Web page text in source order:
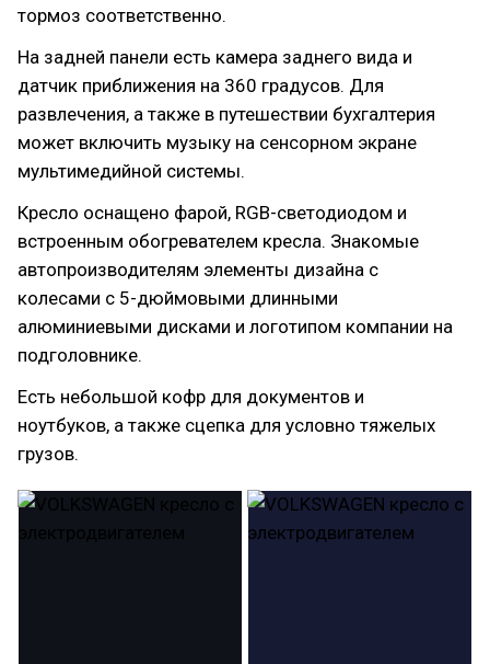
тормоз соответственно.
На задней панели есть камера заднего вида и
датчик приближения на 360 градусов. Для
развлечения, а также в путешествии бухгалтерия
может включить музыку на сенсорном экране
мультимедийной системы.
Кресло оснащено фарой, RGB-светодиодом и
встроенным обогревателем кресла. Знакомые
автопроизводителям элементы дизайна с
колесами с 5-дюймовыми длинными
алюминиевыми дисками и логотипом компании на
подголовнике.
Есть небольшой кофр для документов и
ноутбуков, а также сцепка для условно тяжелых
грузов.